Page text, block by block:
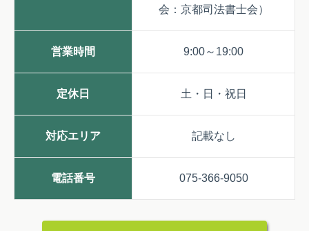
会：京都司法書士会）
営業時間 9:00～19:00
定休日 土・日・祝日
対応エリア 記載なし
電話番号 075-366-9050